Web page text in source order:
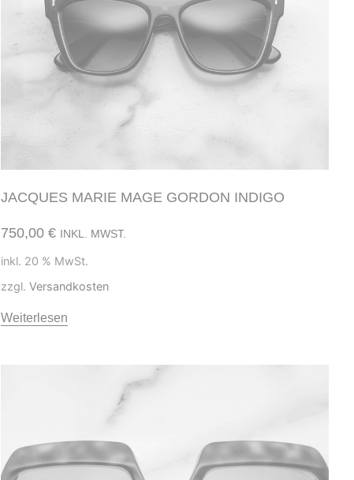
JACQUES MARIE MAGE GORDON INDIGO
750,00 € INKL. MWST.
inkl. 20 % MwSt.
zzgl. Versandkosten
Weiterlesen